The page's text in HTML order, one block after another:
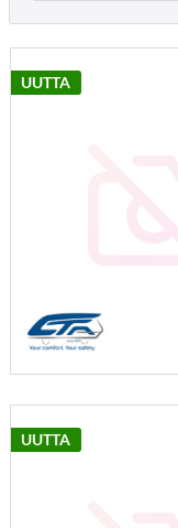
UUTTA
UUTTA